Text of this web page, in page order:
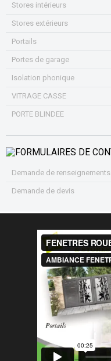
Stores intérieurs
Stores extérieurs
Portails
Portes de garage
Isolation phonique
VITRAGE CASSE
PORTE BLINDEE
Demande de renseignements
Demande de devis